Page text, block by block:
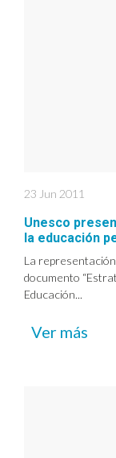
23 Jun 2011
Unesco
la educación
La
documento
Educación...
Ver más